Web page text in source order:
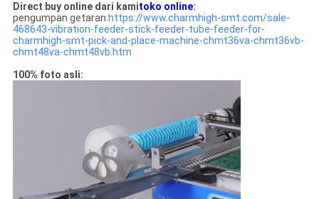
Direct buy online dari kamitoko online:
pengumpan getaran:https://www.charmhigh-smt.com/sale-
468643-vibration-feeder-stick-feeder-tube-feeder-for-
charmhigh-smt-pick-and-place-machine-chmt36va-chmt36vb-
chmt48va-chmt48vb.htm
100% foto asli: